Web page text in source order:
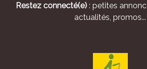
Restez connecté(e): petites
actualités, promos...